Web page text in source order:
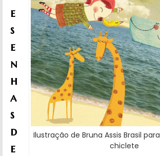
Ilustração de Bruna Assis Brasil
chiclete
e
s
e
n
h
a
s
d
e